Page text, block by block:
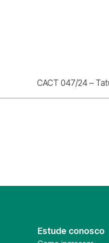
CACT 047/24 –
Estude conosco